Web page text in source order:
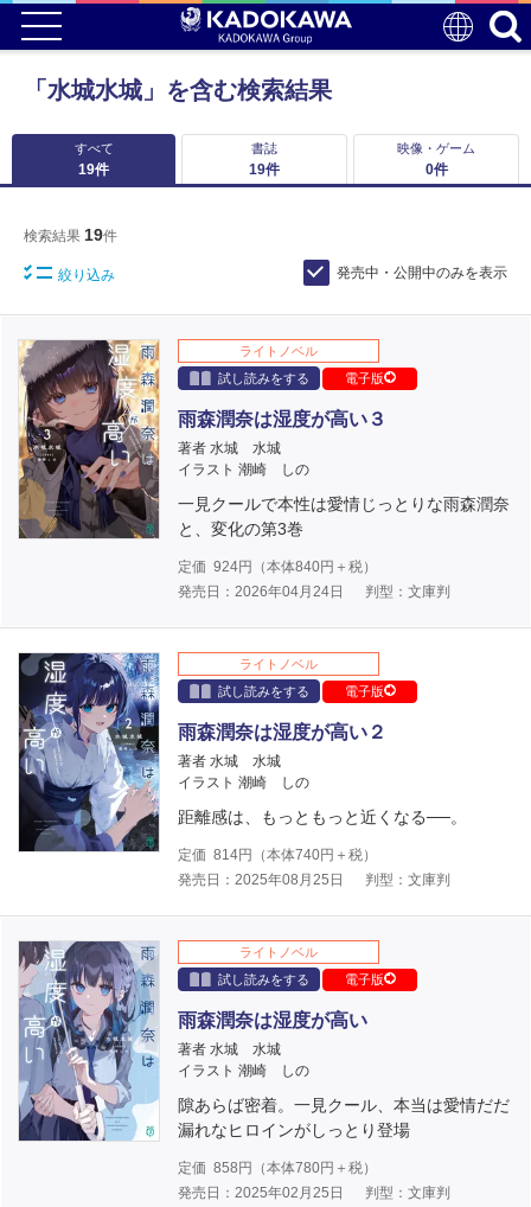
「水城水城」を含む検索結果
すべて
19件
書誌
19件
映像・ゲーム
0件
検索結果 19件
絞り込み 発売中・公開中のみを表示
ライトノベル
試し読みをする
電子版
雨森潤奈は湿度が高い３
著者 水城 水城
イラスト 潮崎 しの
一見クールで本性は愛情じっとりな雨森潤奈
と、変化の第3巻
定価 924円（本体840円＋税）
発売日：2026年04月24日
判型：文庫判
ライトノベル
試し読みをする
電子版
雨森潤奈は湿度が高い２
著者 水城 水城
イラスト 潮崎 しの
距離感は、もっともっと近くなる──。
定価 814円（本体740円＋税）
発売日：2025年08月25日
判型：文庫判
ライトノベル
試し読みをする
電子版
雨森潤奈は湿度が高い
著者 水城 水城
イラスト 潮崎 しの
隙あらば密着。一見クール、本当は愛情だだ
漏れなヒロインがしっとり登場
定価 858 円（本体780円＋税）
発売日：2025年02月25日
判型：文庫判